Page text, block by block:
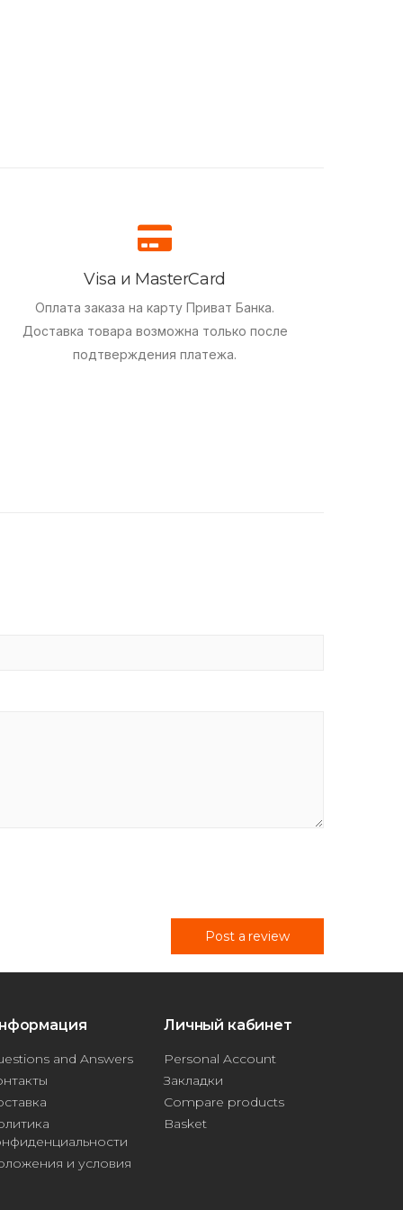
Visa и MasterCard
Оплата заказа на карту Приват Банка.
Доставка товара возможна только после
подтверждения платежа.
Post a review
and Answers
и условия
Личный кабинет
Personal Account
Закладки
Compare products
Basket